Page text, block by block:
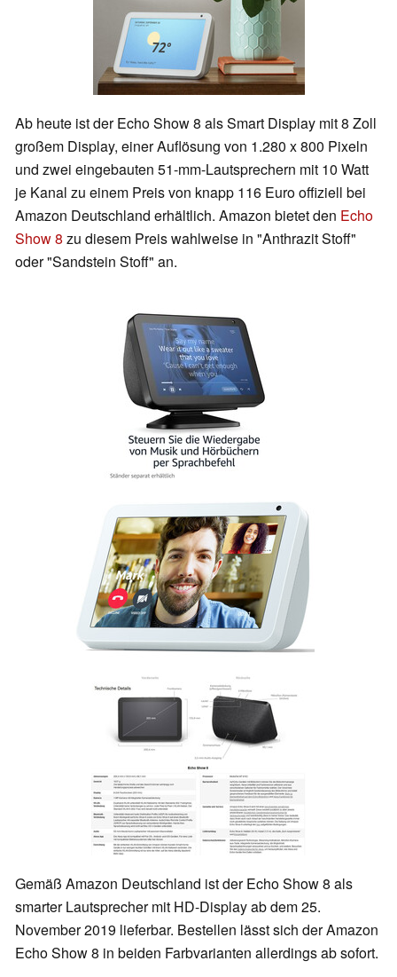
Ab heute ist der Echo Show 8 als Smart Display mit 8 Zoll
großem Display, einer Auflösung von 1.280 x 800 Pixeln
und zwei eingebauten 51-mm-Lautsprechern mit 10 Watt
je Kanal zu einem Preis von knapp 116 Euro offiziell bei
Amazon Deutschland erhältlich. Amazon bietet den Echo
Show 8 zu diesem Preis wahlweise in "Anthrazit Stoff"
oder "Sandstein Stoff" an.
Gemäß Amazon Deutschland ist der Echo Show 8 als
smarter Lautsprecher mit HD-Display ab dem 25.
November 2019 lieferbar. Bestellen lässt sich der Amazon
Echo Show 8 in beiden Farbvarianten allerdings ab sofort.